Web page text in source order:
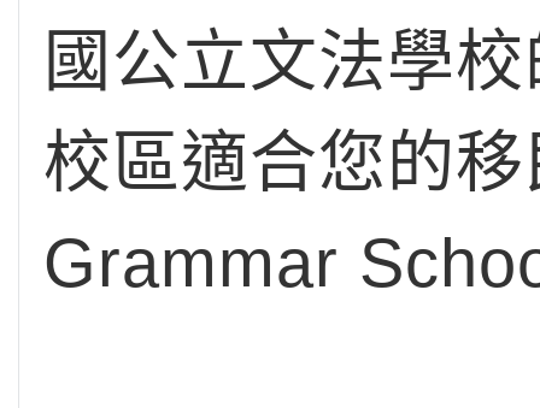
國公立文法學
校區適合您的
Grammar